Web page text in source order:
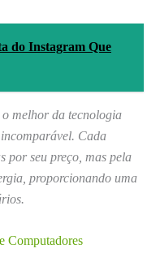
do Instagram Que
melhor da tecnologia
Cada
por seu preço, mas pela
proporcionando uma
Computadores